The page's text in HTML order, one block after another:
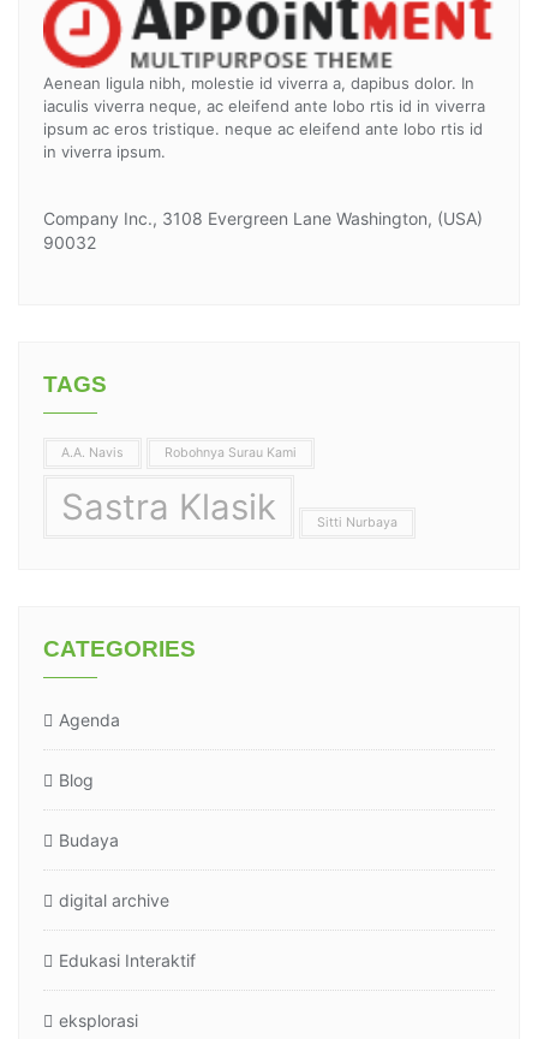
Aenean ligula nibh, molestie id viverra a, dapibus dolor. In
iaculis viverra neque, ac eleifend ante lobo rtis id in viverra
ipsum ac eros tristique. neque ac eleifend ante lobo rtis id
in viverra ipsum.
Company Inc., 3108 Evergreen Lane Washington, (USA)
90032
TAGS
A.A. Navis Robohnya Surau Kami
Sastra Klasik Sitti Nurbaya
CATEGORIES
Agenda
Blog
Budaya
digital archive
Edukasi Interaktif
eksplorasi